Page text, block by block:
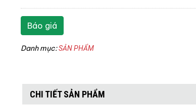
Báo giá
Danh mục:SẢN PHẨM
CHI TIẾT SẢN PHẨM